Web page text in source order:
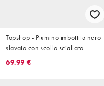
Topshop - Piumino imbottito nero
slavato con scollo sciallato
69,99 €